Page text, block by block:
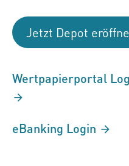
Jetzt Depot
Wertpapierportal
eBanking Login